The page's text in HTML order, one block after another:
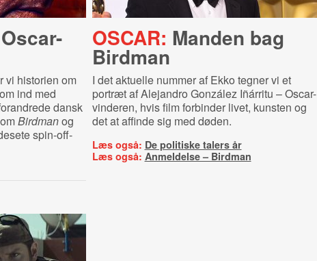
vi historien om
ind med
dansk
Birdmanog
spin-off-
OSCAR: Manden bag
Birdman
I det aktuelle nummer af Ekko tegner vi et
portræt af Alejandro González Iñárritu – Oscar-
vinderen, hvis film forbinder livet, kunsten og
det at affinde sig med døden.
Læs også: De politiske talers år
Læs også: Anmeldelse – Birdman